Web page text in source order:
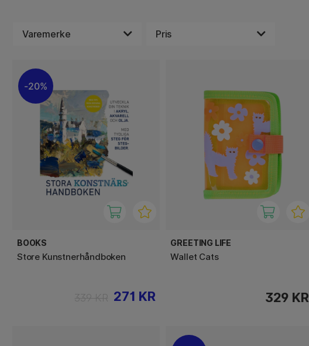
Varemerke Pris
20%
BOOKS
Store Kunstnerhåndboken
271 KR
GREETING LIFE
Wallet Cats
329 KR